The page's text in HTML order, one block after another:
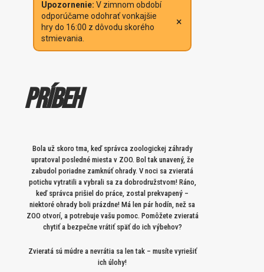
×
Upozornenie: V zimnom období
odporúčame odohrať vonkajšie
hry do 16:00 z dôvodu skorého
stmievania.
Príbeh
Bola už skoro tma, keď správca zoologickej záhrady
upratoval posledné miesta v ZOO. Bol tak unavený, že
zabudol poriadne zamknúť ohrady. V noci sa zvieratá
potichu vytratili a vybrali sa za dobrodružstvom! Ráno,
keď správca prišiel do práce, zostal prekvapený –
niektoré ohrady boli prázdne! Má len pár hodín, než sa
ZOO otvorí, a potrebuje vašu pomoc. Pomôžete zvieratá
chytiť a bezpečne vrátiť späť do ich výbehov?
Zvieratá sú múdre a nevrátia sa len tak – musíte vyriešiť
ich úlohy!